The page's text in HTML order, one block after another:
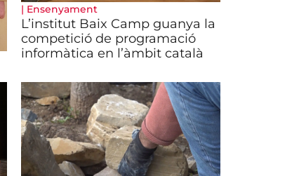
| Ensenyament
L’institut Baix Camp guanya la
competició de programació
informàtica en l’àmbit català